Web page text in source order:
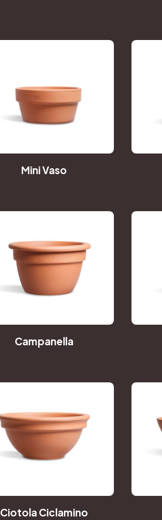
Mini Vaso
Campanella
Ciotola Ciclamino